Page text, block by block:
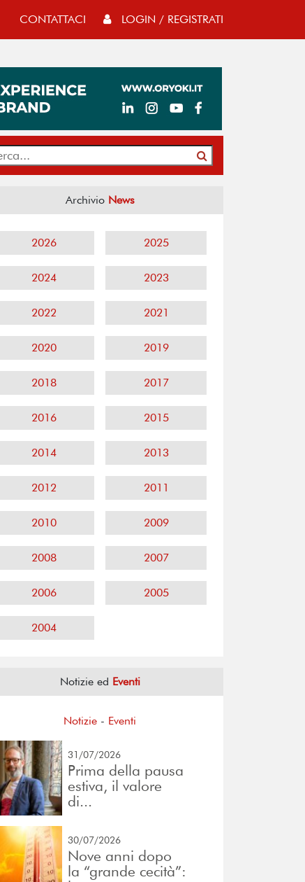
CONTATTACI LOGIN / REGISTRATI
Archivio News
2026 2025
2024 2023
2022 2021
2020 2019
2018 2017
2016 2015
2014 2013
2012 2011
2010 2009
2008 2007
2006 2005
2004
Notizie ed Eventi
Notizie - Eventi
31/07/2026
Prima della pausa
estiva, il valore
di...
30/07/2026
Nove anni dopo
la “grande cecità”: